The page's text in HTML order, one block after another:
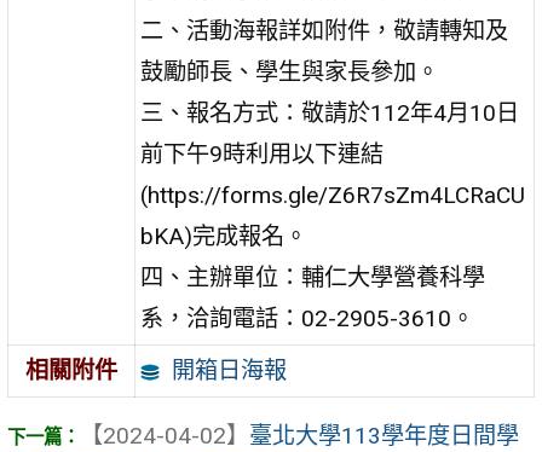
二、活動海報詳如附件，敬請轉知及
鼓勵師長、學生與家長參加。
三、報名方式：敬請於112年4月10日
前下午9時利用以下連結
(https://forms.gle/Z6R7sZm4LCRaCU
bKA)完成報名。
四、主辦單位：輔仁大學營養科學
系，洽詢電話：02-2905-3610。
相關附件
開箱日海報
【2024-04-02】 臺北大學113學年度日間學